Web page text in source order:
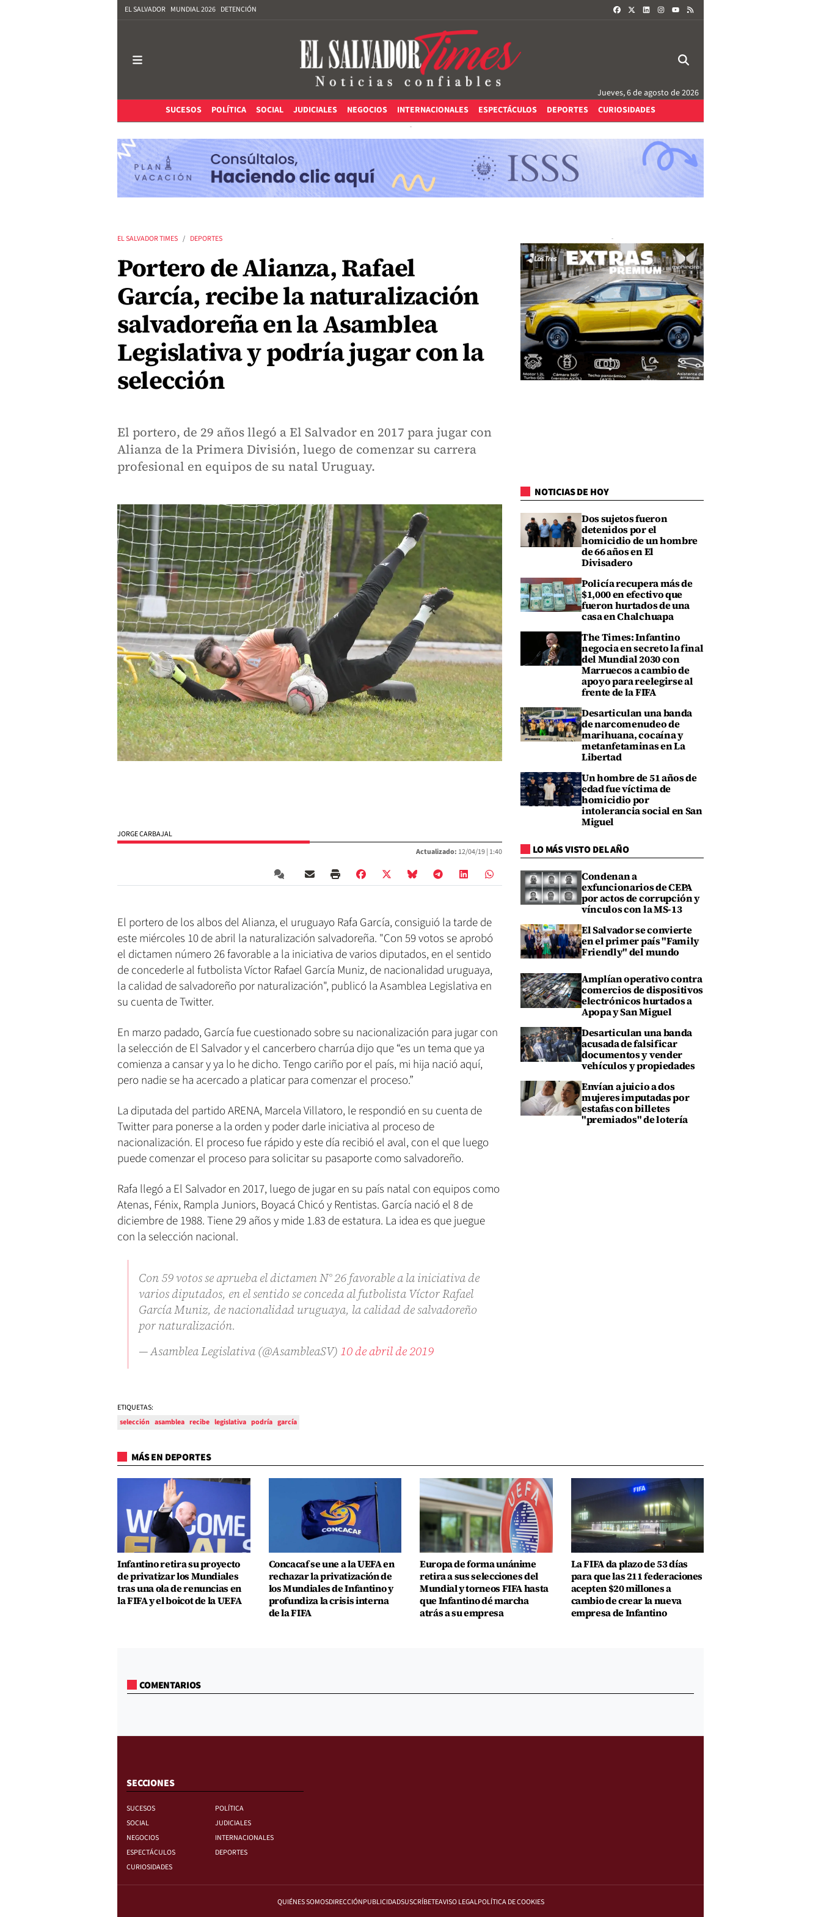
EL SALVADOR MUNDIAL 2026 DETENCIÓN FACEBOOKLINKEDININSTAGRAM
Jueves, 6 de agosto de 2026
SUCESOS
POLÍTICA SOCIAL JUDICIALES NEGOCIOS INTERNACIONALES ESPECTÁCULOS DEPORTES CURIOSIDADES
EL SALVADOR TIMES DEPORTES
Portero de Alianza, Rafael
García, recibe la naturalización
salvadoreña en la Asamblea
Legislativa y podría jugar con la
selección
El portero, de 29 años llegó a El Salvador en 2017 para jugar con
Alianza de la Primera División, luego de comenzar su carrera
profesional en equipos de su natal Uruguay.
JORGE CARBAJAL
Actualizado: 12/04/19 | 1:40
El portero de los albos del Alianza, el uruguayo Rafa García, consiguió la tarde de
este miércoles 10 de abril la naturalización salvadoreña. "Con 59 votos se aprobó
el dictamen número 26 favorable a la iniciativa de varios diputados, en el sentido
de concederle al futbolista Víctor Rafael García Muniz, de nacionalidad uruguaya,
la calidad de salvadoreño por naturalización", publicó la Asamblea Legislativa en
su cuenta de Twitter.
En marzo padado, García fue cuestionado sobre su nacionalización para jugar con
la selección de El Salvador y el cancerbero charrúa dijo que “es un tema que ya
comienza a cansar y ya lo he dicho. Tengo cariño por el país, mi hija nació aquí,
pero nadie se ha acercado a platicar para comenzar el proceso.”
La diputada del partido ARENA, Marcela Villatoro, le respondió en su cuenta de
Twitter para ponerse a la orden y poder darle iniciativa al proceso de
nacionalización. El proceso fue rápido y este día recibió el aval, con el que luego
puede comenzar el proceso para solicitar su pasaporte como salvadoreño.
Rafa llegó a El Salvador en 2017, luego de jugar en su país natal con equipos como
Atenas, Fénix, Rampla Juniors, Boyacá Chicó y Rentistas. García nació el 8 de
diciembre de 1988. Tiene 29 años y mide 1.83 de estatura. La idea es que juegue
con la selección nacional.
Con 59 votos se aprueba el dictamen N° 26 favorable a la iniciativa de
varios diputados, en el sentido se conceda al futbolista Víctor Rafael
García Muniz, de nacionalidad uruguaya, la calidad de salvadoreño
por naturalización.
— Asamblea Legislativa (@AsambleaSV) 10 de abril de 2019
ETIQUETAS:
selección asamblea recibe legislativa podría garcía
NOTICIAS DE HOY
Dos sujetos fueron
detenidos por el
homicidio de un hombre
de 66 años en El
Divisadero
Policía recupera más de
$1,000 en efectivo que
fueron hurtados de una
casa en Chalchuapa
The Times: Infantino
negocia en secreto la final
del Mundial 2030 con
Marruecos a cambio de
apoyo para reelegirse al
frente de la FIFA
Desarticulan una banda
de narcomenudeo de
marihuana, cocaína y
metanfetaminas en La
Libertad
Un hombre de 51 años de
edad fue víctima de
homicidio por
intolerancia social en San
Miguel
LO MÁS VISTO DEL AÑO
Condenan a
exfuncionarios de CEPA
por actos de corrupción y
vínculos con la MS-13
El Salvador se convierte
en el primer país "Family
Friendly" del mundo
Amplían operativo contra
comercios de dispositivos
electrónicos hurtados a
Apopa y San Miguel
Desarticulan una banda
acusada de falsificar
documentos y vender
vehículos y propiedades
Envían a juicio a dos
mujeres imputadas por
estafas con billetes
"premiados" de lotería
MÁS EN DEPORTES
Infantino retira su proyecto
de privatizar los Mundiales
tras una ola de renuncias en
la FIFA y el boicot de la UEFA
Concacaf se une a la UEFA en
rechazar la privatización de
los Mundiales de Infantino y
profundiza la crisis interna
de la FIFA
Europa de forma unánime
retira a sus selecciones del
Mundial y torneos FIFA hasta
que Infantino dé marcha
atrás a su empresa
La FIFA da plazo de 53 días
para que las 211 federaciones
acepten $20 millones a
cambio de crear la nueva
empresa de Infantino
COMENTARIOS
SECCIONES
SUCESOS
POLÍTICA
SOCIAL
JUDICIALES
NEGOCIOS
INTERNACIONALES
ESPECTÁCULOS
DEPORTES
CURIOSIDADES
QUIÉNES SOMOSDIRECCIÓNPUBLICIDADSUSCRÍBETEAVISO LEGALPOLÍTICA DE COOKIES